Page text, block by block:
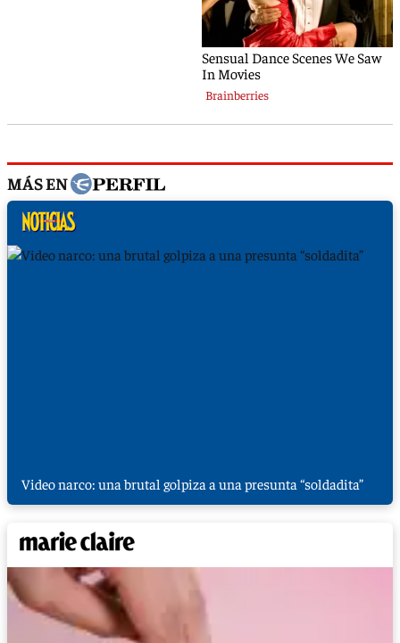
MÁS EN
Video narco: una brutal golpiza a una presunta “soldadita”